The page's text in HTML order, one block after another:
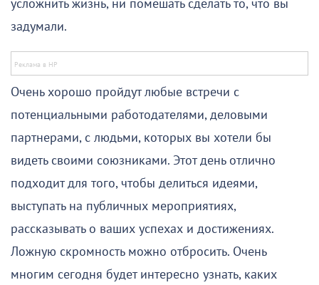
усложнить жизнь, ни помешать сделать то, что вы
задумали.
Очень хорошо пройдут любые встречи с
потенциальными работодателями, деловыми
партнерами, с людьми, которых вы хотели бы
видеть своими союзниками. Этот день отлично
подходит для того, чтобы делиться идеями,
выступать на публичных мероприятиях,
рассказывать о ваших успехах и достижениях.
Ложную скромность можно отбросить. Очень
многим сегодня будет интересно узнать, каких